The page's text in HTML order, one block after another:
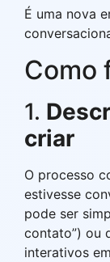
É uma nova
Como
1.
criar
O processo
estivesse
pode ser
contato”) ou
interativos